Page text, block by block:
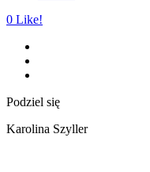
0 Like!
Podziel się
Karolina Szyller